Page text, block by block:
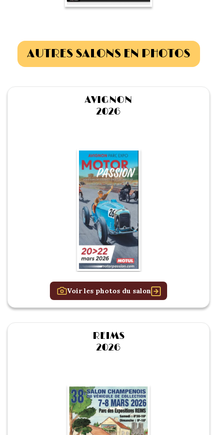
1934/1941
1945/1952
Evolution 11 –
La 15/6 G –
1938/1947
La 15/6 H –
1954/1956
AUTRES SALONS EN PHOTOS
AVIGNON
2026
Voir les photos du salon
REIMS
2026